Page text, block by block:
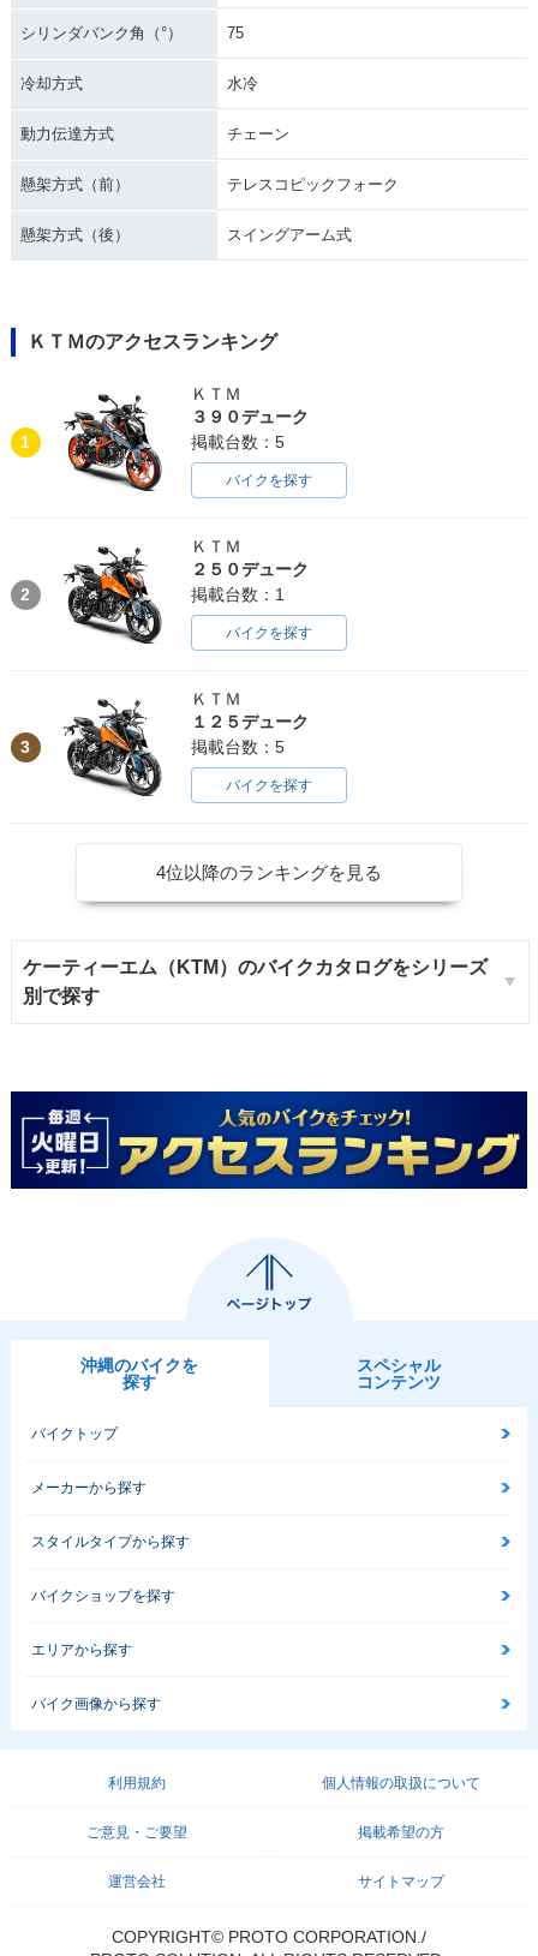
シリンダバンク角（°） 75
冷却方式 水冷
動力伝達方式 チェーン
懸架方式（前） テレスコピックフォーク
懸架方式（後） スイングアーム式
ＫＴＭのアクセスランキング
1
ＫＴＭ
３９０デューク
掲載台数：5
バイクを探す
2
ＫＴＭ
２５０デューク
掲載台数：1
バイクを探す
3
ＫＴＭ
１２５デューク
掲載台数：5
バイクを探す
4位以降のランキングを見る
ケーティーエム（KTM）のバイクカタログをシリーズ
別で探す
沖縄のバイクを
探す
スペシャル
コンテンツ
バイクトップ
メーカーから探す
スタイルタイプから探す
バイクショップを探す
エリアから探す
バイク画像から探す
利用規約 個人情報の取扱について
ご意見・ご要望 掲載希望の方
運営会社 サイトマップ
COPYRIGHT© PROTO CORPORATION./